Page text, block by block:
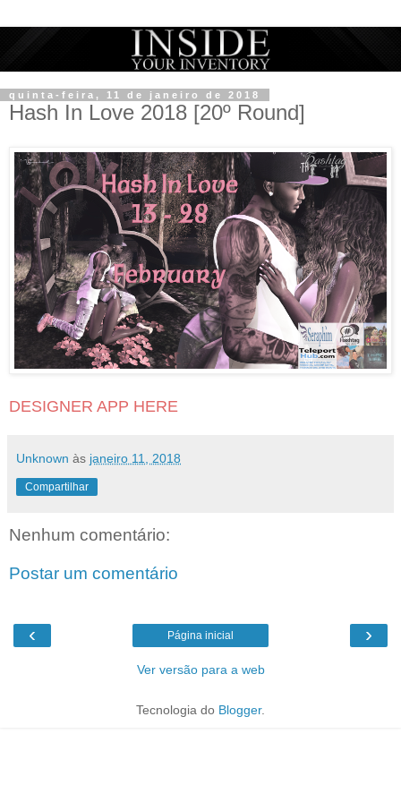
quinta-feira, 11 de janeiro de 2018
Hash In Love 2018 [20º Round]
DESIGNER APP HERE
Unknown às janeiro 11, 2018
Compartilhar
Nenhum comentário:
Postar um comentário
‹ ›
Página inicial
Ver versão para a web
Tecnologia do Blogger.